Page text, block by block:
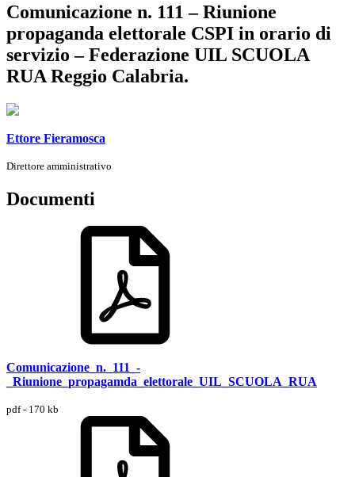
Comunicazione n. 111 – Riunione
propaganda elettorale CSPI in orario di
servizio – Federazione UIL SCUOLA
RUA Reggio Calabria.
Ettore Fieramosca
Direttore amministrativo
Documenti
Comunicazione_n._111_-
_Riunione_propagamda_elettorale_UIL_SCUOLA_RUA
pdf - 170 kb